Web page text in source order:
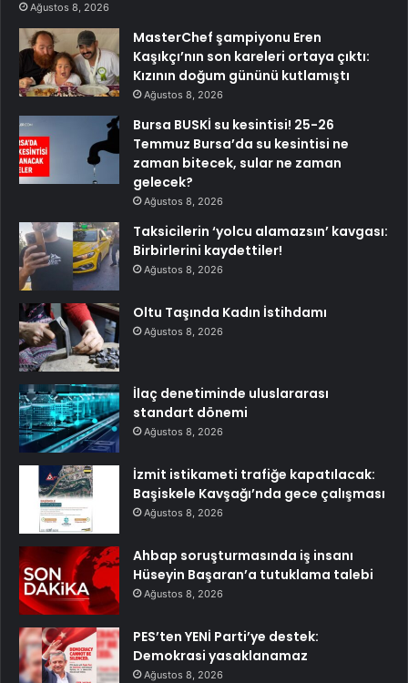
Ağustos 8, 2026
MasterChef şampiyonu Eren
Kaşıkçı’nın son kareleri ortaya çıktı:
Kızının doğum gününü kutlamıştı
Ağustos 8, 2026
Bursa BUSKİ su kesintisi! 25-26
Temmuz Bursa’da su kesintisi ne
zaman bitecek, sular ne zaman
gelecek?
Ağustos 8, 2026
Taksicilerin ‘yolcu alamazsın’ kavgası:
Birbirlerini kaydettiler!
Ağustos 8, 2026
Oltu Taşında Kadın İstihdamı
Ağustos 8, 2026
İlaç denetiminde uluslararası
standart dönemi
Ağustos 8, 2026
İzmit istikameti trafiğe kapatılacak:
Başiskele Kavşağı’nda gece çalışması
Ağustos 8, 2026
Ahbap soruşturmasında iş insanı
Hüseyin Başaran’a tutuklama talebi
Ağustos 8, 2026
PES’ten YENİ Parti’ye destek:
Demokrasi yasaklanamaz
Ağustos 8, 2026